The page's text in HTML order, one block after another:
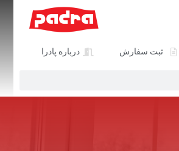
ثبت سفارش درباره پادرا